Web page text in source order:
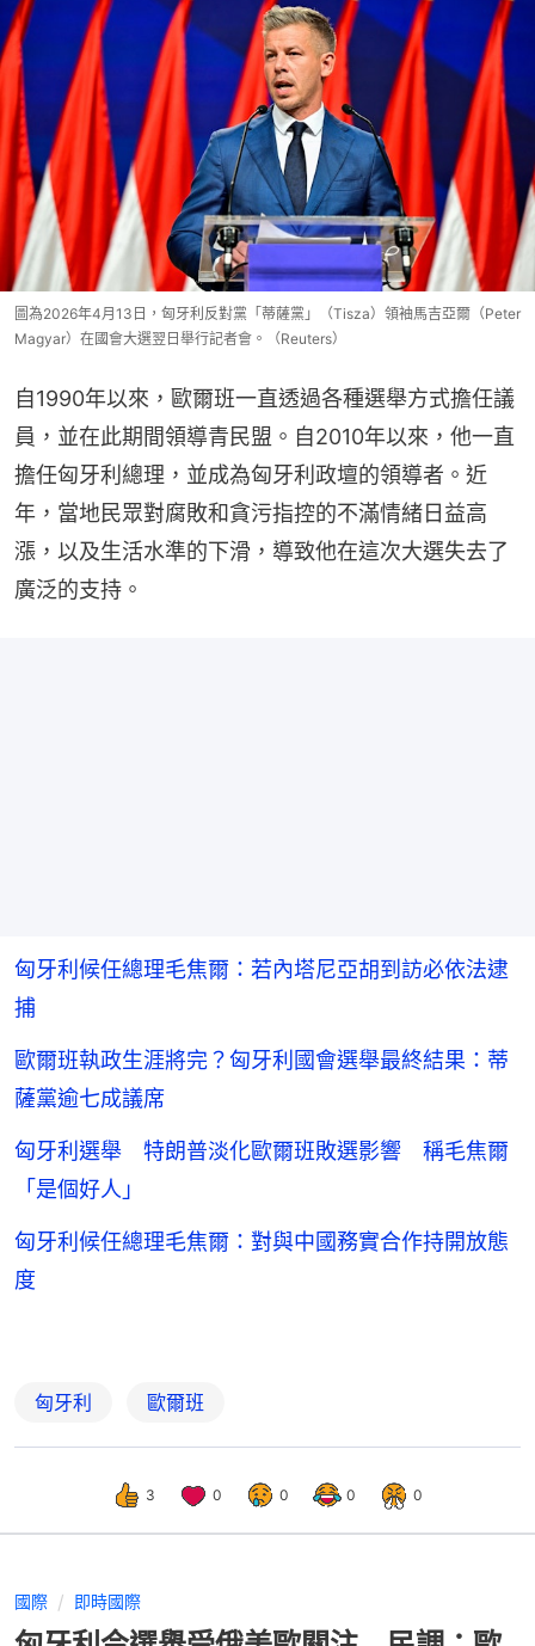
圖為2026年4月13日，匈牙利反對黨「蒂薩黨」（Tisza）領袖馬吉亞爾（Peter
Magyar）在國會大選翌日舉行記者會。（Reuters）
自1990年以來，歐爾班一直透過各種選舉方式擔任議
員，並在此期間領導青民盟。自2010年以來，他一直
擔任匈牙利總理，並成為匈牙利政壇的領導者。近
年，當地民眾對腐敗和貪污指控的不滿情緒日益高
漲，以及生活水準的下滑，導致他在這次大選失去了
廣泛的支持。
匈牙利候任總理毛焦爾：若內塔尼亞胡到訪必依法逮
捕
歐爾班執政生涯將完？匈牙利國會選舉最終結果：蒂
薩黨逾七成議席
匈牙利選舉 特朗普淡化歐爾班敗選影響 稱毛焦爾
「是個好人」
匈牙利候任總理毛焦爾：對與中國務實合作持開放態
度
匈牙利 歐爾班
3 0 0 0 0
國際 即時國際